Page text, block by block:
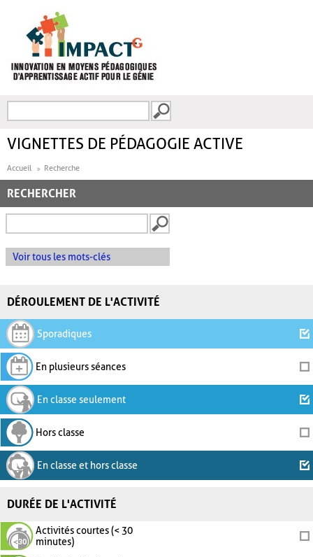
FORMULAIRE DE
VIGNETTES DE PÉDAGOGIE ACTIVE
Accueil Recherche
RECHERCHER
Voir tous les mots-clés
DÉROULEMENT DE L'ACTIVITÉ
Sporadiques
En plusieurs séances
En classe seulement
Hors classe
En classe et hors classe
DURÉE DE L'ACTIVITÉ
Activités courtes (< 30
minutes)